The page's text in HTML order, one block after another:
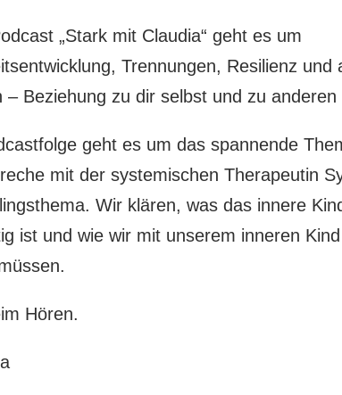
„Stark mit Claudia“ geht es um
Trennungen, Resilienz und
– Beziehung zu dir selbst und zu anderen
geht es um das spannende
mit der systemischen Therapeutin
Wir klären, was das innere
ist und wie wir mit unserem inneren
Hören.